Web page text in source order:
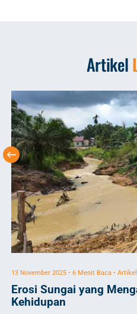
Artikel
13 November 2025 • 6 Menit Baca • Artikel
Erosi Sungai yang
Kehidupan